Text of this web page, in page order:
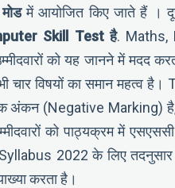
में आयोजित किए जाते हैं ।
Skill Testहै. Maths,
को यह जानने में मदद
चार विषयों का समान महत्व
अंकन (Negative Marking)
को पाठ्यक्रम में एसएससी
2022 के लिए
करता है।